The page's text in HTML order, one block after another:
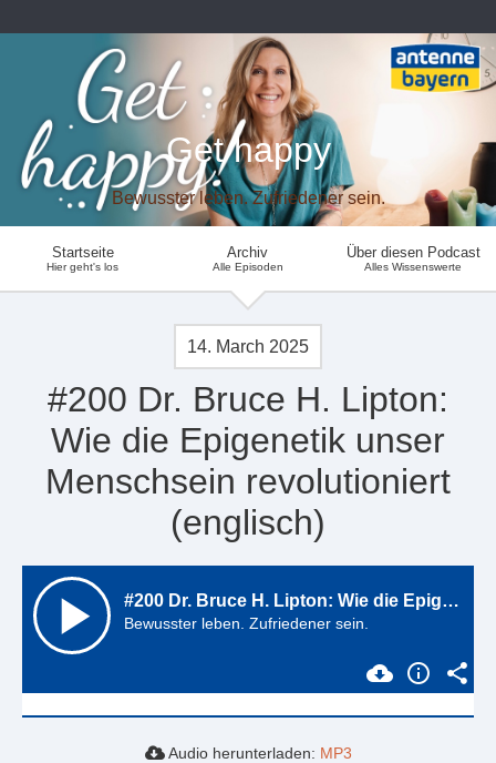
Get happy
Bewusster leben. Zufriedener sein.
Startseite
Hier geht's los
Archiv
Alle Episoden
Über diesen Podcast
Alles Wissenswerte
14. March 2025
#200 Dr. Bruce H. Lipton:
Wie die Epigenetik unser
Menschsein revolutioniert
(englisch)
Audio herunterladen: MP3